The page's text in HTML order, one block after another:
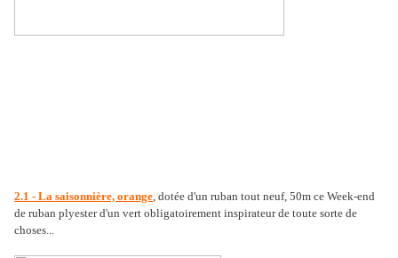
2.1 - La saisonnière, orange, dotée d'un ruban tout neuf, 50m ce Week-end
de ruban plyester d'un vert obligatoirement inspirateur de toute sorte de
choses...